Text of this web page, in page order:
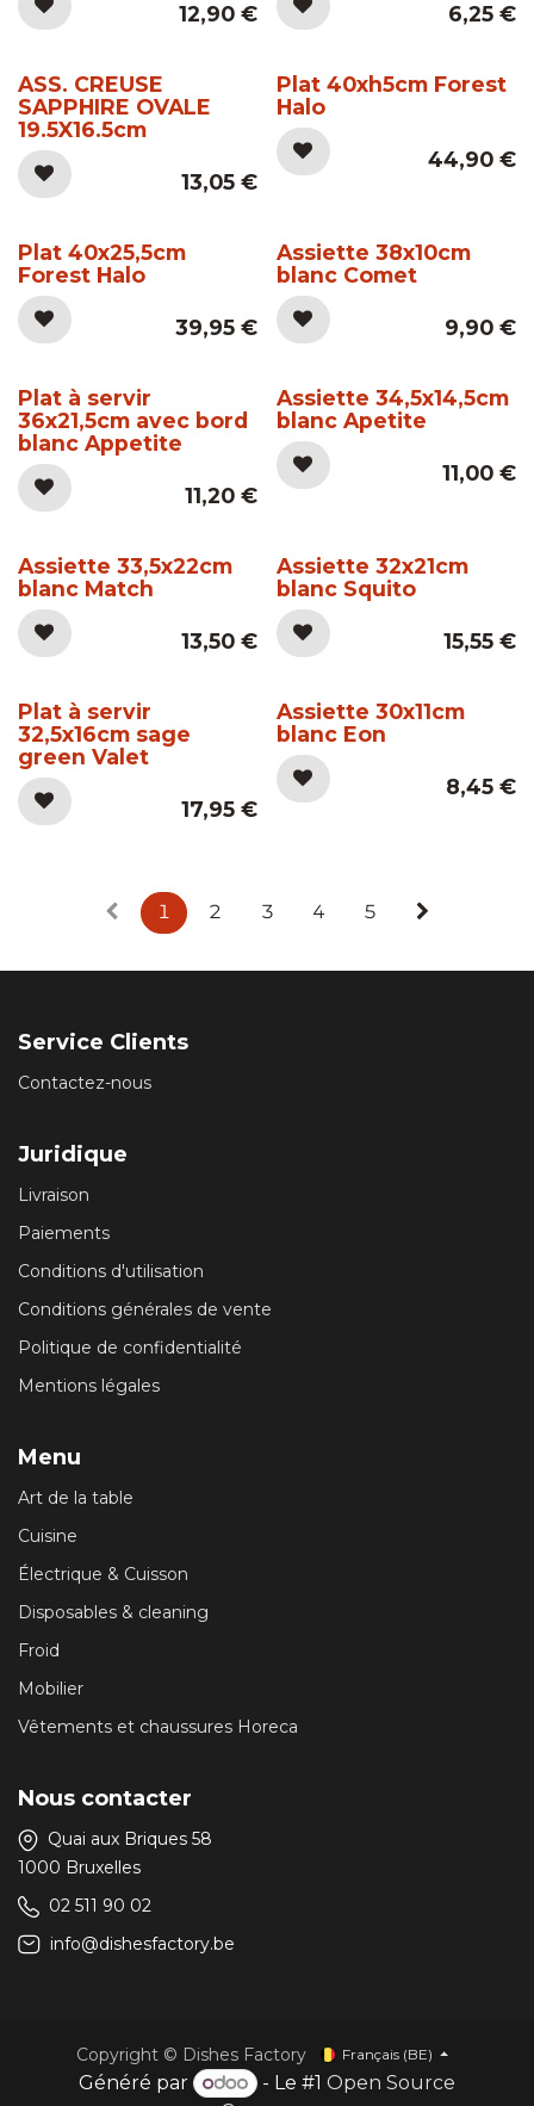
12,90€ 6,25€
ASS. CREUSE
SAPPHIRE OVALE
19.5X16.5cm
13,05€
Plat 40xh5cm Forest
Halo
44,90€
Plat 40x25,5cm
Forest Halo
39,95€
Assiette 38x10cm
blanc Comet
9,90€
Plat à servir
36x21,5cm avec bord
blanc Appetite
11,20€
Assiette 34,5x14,5cm
blanc Apetite
11,00€
Assiette 33,5x22cm
blanc Match
13,50€
Assiette 32x21cm
blanc Squito
15,55€
Plat à servir
32,5x16cm sage
green Valet
17,95€
Assiette 30x11cm
blanc Eon
8,45€
1 2 3 4 5
Service Clients
Contactez-nous
Juridique
Livraison
Paiements
Conditions d'utilisation
Conditions générales de vente
Politique de confidentialité
Mentions légales
Menu
Art de la table
Cuisine
Électrique & Cuisson
Disposables & cleaning
Froid
Mobilier
Vêtements et chaussures Horeca
Nous contacter
Quai aux Briques 58
1000 Bruxelles
02 511 90 02
info@dishesfactory.be
Copyright © Dishes Factory Français (BE)
Généré par - Le #1Open Source